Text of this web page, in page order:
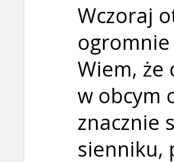
Wczoraj
Wiem, że
w obcym
znacznie
sienniku,